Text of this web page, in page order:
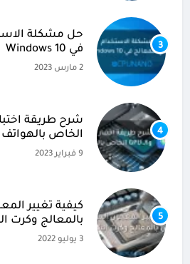
3
حل مشكلة
في Windows 10
4
الخاص بالهواتف
5
كيفية تغيير
بالمعالج وكرت